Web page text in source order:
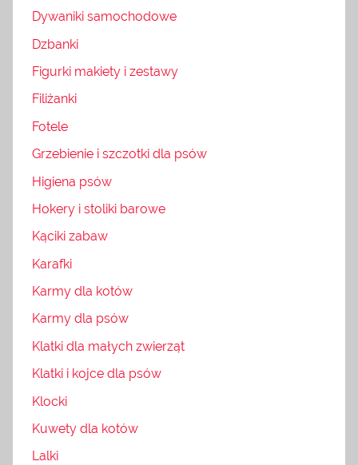
Dywaniki samochodowe
Dzbanki
Figurki makiety i zestawy
Filiżanki
Fotele
Grzebienie i szczotki dla psów
Higiena psów
Hokery i stoliki barowe
Kąciki zabaw
Karafki
Karmy dla kotów
Karmy dla psów
Klatki dla małych zwierząt
Klatki i kojce dla psów
Klocki
Kuwety dla kotów
Lalki